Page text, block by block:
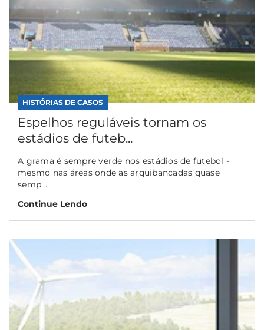
HISTÓRIAS DE CASOS
Espelhos reguláveis tornam os
estádios de futeb...
A grama é sempre verde nos estádios de futebol -
mesmo nas áreas onde as arquibancadas quase
semp...
Continue Lendo